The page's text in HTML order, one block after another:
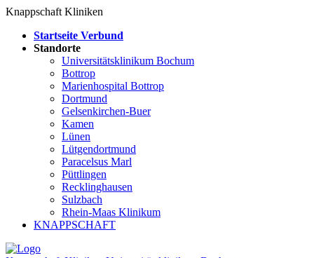
Knappschaft Kliniken
Startseite Verbund
Standorte
Universitätsklinikum Bochum
Bottrop
Marienhospital Bottrop
Dortmund
Gelsenkirchen-Buer
Kamen
Lünen
Lütgendortmund
Paracelsus Marl
Püttlingen
Recklinghausen
Sulzbach
Rhein-Maas Klinikum
KNAPPSCHAFT